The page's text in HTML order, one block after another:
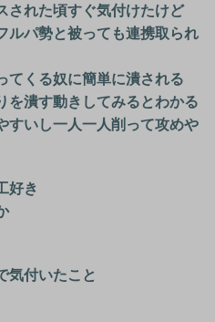
された頃すぐ気付けたけど
ルパ勢と被っても連携取られ
てくる奴に簡単に潰される
を潰す動きしてみるとわかる
すいし一人一人削って攻めや
好き
気付いたこと